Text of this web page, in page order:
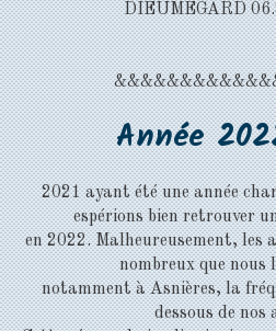
DIEUMEGARD
Année
2021 ayant été une année
espérions bien retrouver
en 2022. Malheureusement, les
nombreux que nous
notamment à Asnières, la
dessous de nos